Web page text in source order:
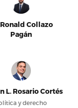
Collazo
Pagán
L. Rosario Cortés
y derecho